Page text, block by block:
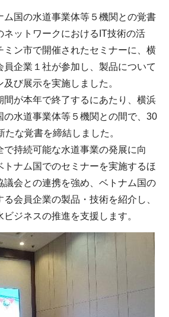
ム国の水道事業体等５機関との覚書
ネットワークにおけるIT技術の活
ミン市で開催されたセミナーに、横
企業１社が参加し、製品について
び展示を実施しました。
間が本年で終了するにあたり、横浜
の水道事業体等５機関との間で、30
な覚書を締結しました。
で持続可能な水道事業の発展に向
トナム国でのセミナーを実施するほ
議会との連携を強め、ベトナム国の
会員企業の製品・技術を紹介し、
ジネスの推進を支援します。